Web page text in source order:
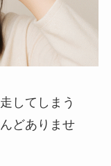
してしまう
どありませ